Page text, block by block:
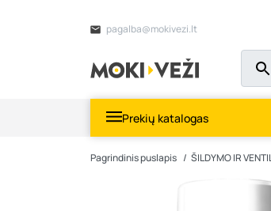
pagalba@mokivezi.lt
Prekių katalogas
Pagrindinis puslapis ŠILDYMO IR